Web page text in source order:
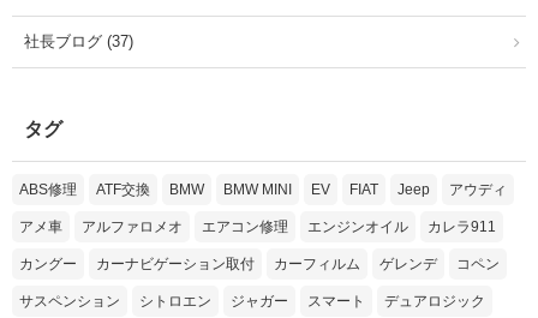
社長ブログ (37)
タグ
ABS修理 ATF交換 BMW BMW MINI EV FIAT Jeep アウディ
アメ車 アルファロメオ エアコン修理 エンジンオイル カレラ911
カングー カーナビゲーション取付 カーフィルム ゲレンデ コペン
サスペンション シトロエン ジャガー スマート デュアロジック